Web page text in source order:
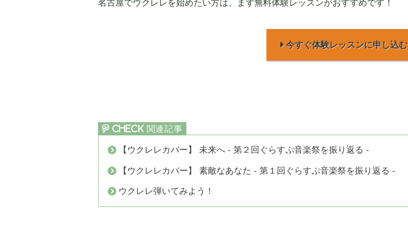
名古屋でウクレレを始めたい方は、まず無料体験レッスンがおすすめです！
今すぐ体験レッスンに申し込む
【ウクレレカバー】 未来へ - 第２回ぐらすぷ音楽祭を振り返る -
【ウクレレカバー】 素敵なあなた - 第１回ぐらすぷ音楽祭を振り返る -
ウクレレ弾いてみよう！